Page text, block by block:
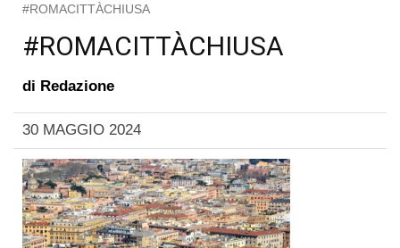
#ROMACITTÀCHIUSA
#ROMACITTÀCHIUSA
di Redazione
30 MAGGIO 2024